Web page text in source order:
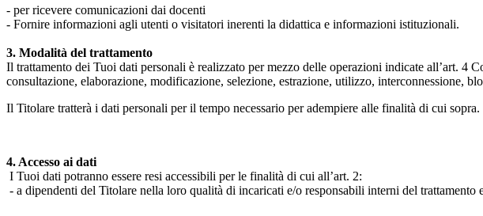
- per ricevere comunicazioni dai docenti
- Fornire informazioni agli utenti o visitatori inerenti la didattica e informazioni istituzionali.
3. Modalità del trattamento
Il trattamento dei Tuoi dati personali è realizzato per mezzo delle operazioni indicate all’art. 4
consultazione, elaborazione, modificazione, selezione, estrazione, utilizzo, interconnessione,
Il Titolare tratterà i dati personali per il tempo necessario per adempiere alle finalità di cui sopra.
4. Accesso ai dati
I Tuoi dati potranno essere resi accessibili per le finalità di cui all’art. 2:
- a dipendenti del Titolare nella loro qualità di incaricati e/o responsabili interni del trattamento